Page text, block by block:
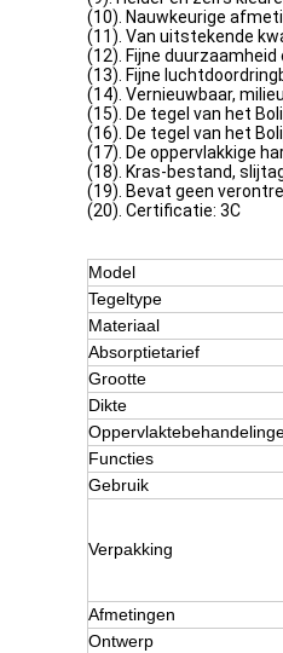
(10). Nauwkeurige
(11). Van uitstekende
(12). Fijne
(13). Fijne
(14). Vernieuwbaar,
(15). De tegel van het
(16). De tegel van het
(17). De oppervlakkige
(18). Kras-bestand,
(19). Bevat geen
(20). Certificatie: 3C
Model
Tegeltype
Materiaal
Absorptietarief
Grootte
Dikte
Functies
Gebruik
Verpakking
Afmetingen
Ontwerp